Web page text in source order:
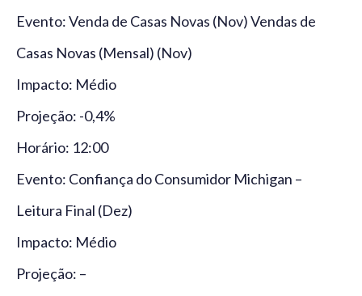
Evento: Venda de Casas Novas (Nov) Vendas de
Casas Novas (Mensal) (Nov)
Impacto: Médio
Projeção: -0,4%
Horário: 12:00
Evento: Confiança do Consumidor Michigan –
Leitura Final (Dez)
Impacto: Médio
Projeção: –